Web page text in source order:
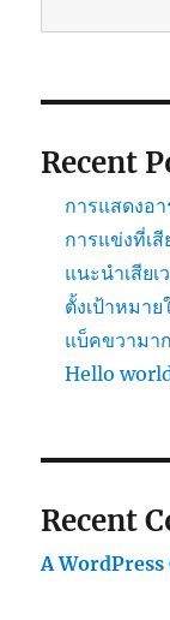
Recent
การแสดงอ
การแข่งที่เ
แนะนำเสียเ
ตั้งเป้าหมา
แบ็คขวามา
Hello
Recent
A